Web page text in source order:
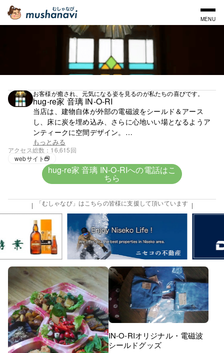
MENU
お客様が癒され、元気になる姿を見るのが私たちの喜びです。
hug-re家 音璃 IN-O-RI
当店は、建物自体が外部の電磁波をシールド＆アース
し、床に炭を埋め込み、さらに心地いい場となるようア
ンティークに空間デザイン。
子供の頃から全く肉食をしないオーナーが作るオリジナ
ルヴィーガン食「いのち食」は、無除草剤・無農薬・無
肥料の自然栽培ものを使用し、自家製にこだわり、酵素
たっぷり。
お客様が癒され、元気になる姿を見るのが私たちの喜び
もっとみる
アクセス総数
16,615回
webサイト
hug-re家 音璃 IN-O-RIへの電話はこ
ちら
「むしゃなび」はこちらの皆様に支援して頂いています
IN-O‐RIオリジナル・電磁波
シールドグッズ